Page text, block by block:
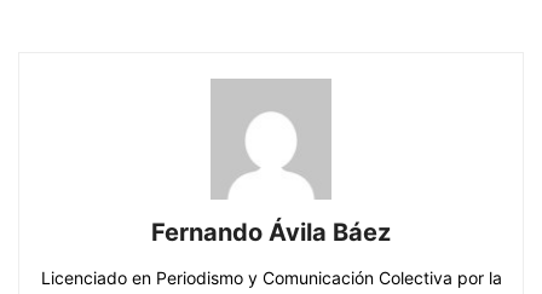
Fernando Ávila Báez
Licenciado en Periodismo y Comunicación Colectiva por la